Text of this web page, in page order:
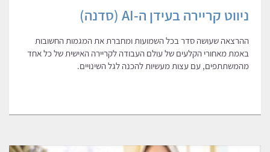
ניווט קריירה בעידן ה-AI (סדנה)
ההרצאה שעושה סדר בכל השמועות ומחברת את המגמות החשובות
באמת מאחורי הקלעים של עולם העבודה לקריירה האישית של כל אחד
מהמשתתפים, עם עצות מעשיות להכנה לגל השינויים.